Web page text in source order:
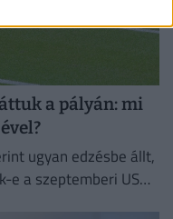
a pályán: mi
ugyan edzésbe állt,
e a szeptemberi US